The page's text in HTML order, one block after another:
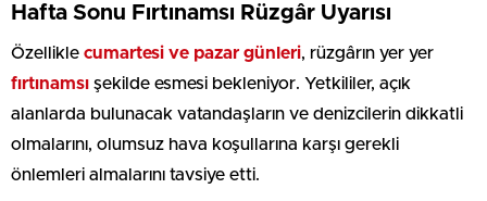
Hafta Sonu Fırtınamsı Rüzgâr Uyarısı
Özellikle cumartesi ve pazar günleri, rüzgârın yer yer
fırtınamsı şekilde esmesi bekleniyor. Yetkililer, açık
alanlarda bulunacak vatandaşların ve denizcilerin dikkatli
olmalarını, olumsuz hava koşullarına karşı gerekli
önlemleri almalarını tavsiye etti.